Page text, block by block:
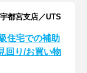
都宮支店／UTS
住宅での補助
回り/お買い物